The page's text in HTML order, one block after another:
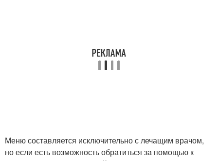
Меню составляется исключительно с лечащим врачом,
но если есть возможность обратиться за помощью к